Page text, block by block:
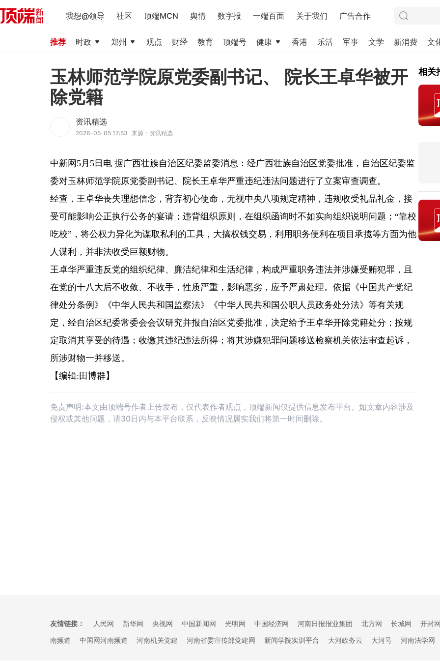
我想@领导 社区 顶端MCN 舆情 数字报 一端百面 关于我们 广告合作
推荐 时政 郑州 观点 财经 教育 顶端号 健康 香港 乐活 军事 文学 新消费 文
玉林师范学院原党委副书记、 院长王卓华被开
除党籍
资讯精选
2026-05-05 17:53 来源：资讯精选
中新网5月5日电 据广西壮族自治区纪委监委消息：经广西壮族自治区党委批准，自治区纪委监
委对玉林师范学院原党委副书记、院长王卓华严重违纪违法问题进行了立案审查调查。
经查，王卓华丧失理想信念，背弃初心使命，无视中央八项规定精神，违规收受礼品礼金，接
受可能影响公正执行公务的宴请；违背组织原则，在组织函询时不如实向组织说明问题；“靠校
吃校”，将公权力异化为谋取私利的工具，大搞权钱交易，利用职务便利在项目承揽等方面为他
人谋利，并非法收受巨额财物。
王卓华严重违反党的组织纪律、廉洁纪律和生活纪律，构成严重职务违法并涉嫌受贿犯罪，且
在党的十八大后不收敛、不收手，性质严重，影响恶劣，应予严肃处理。依据《中国共产党纪
律处分条例》《中华人民共和国监察法》《中华人民共和国公职人员政务处分法》等有关规
定，经自治区纪委常委会会议研究并报自治区党委批准，决定给予王卓华开除党籍处分；按规
定取消其享受的待遇；收缴其违纪违法所得；将其涉嫌犯罪问题移送检察机关依法审查起诉，
所涉财物一并移送。
【编辑:田博群】
免责声明:本文由顶端号作者上传发布，仅代表作者观点，顶端新闻仅提供信息发布平台。如文章内容涉及
侵权或其他问题，请30日内与本平台联系，反映情况属实我们将第一时间删除。
相关
友情链接： 人民网 新华网 央视网 中国新闻网 光明网 中国经济网 河南日报报业集团 北方网 长城网
开封
南频道
中国网河南频道 河南机关党建 河南省委宣传部党建网 新闻学院实训平台 大河政务云 大河号 河南法学网